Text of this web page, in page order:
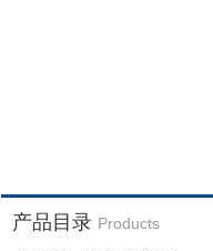
产品目录 Products